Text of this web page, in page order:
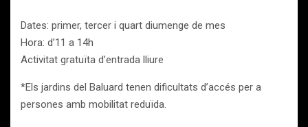
Dates: primer, tercer i quart diumenge de mes
Hora: d’11 a 14h
Activitat gratuïta d’entrada lliure
*Els jardins del Baluard tenen dificultats d’accés per a
persones amb mobilitat reduïda.